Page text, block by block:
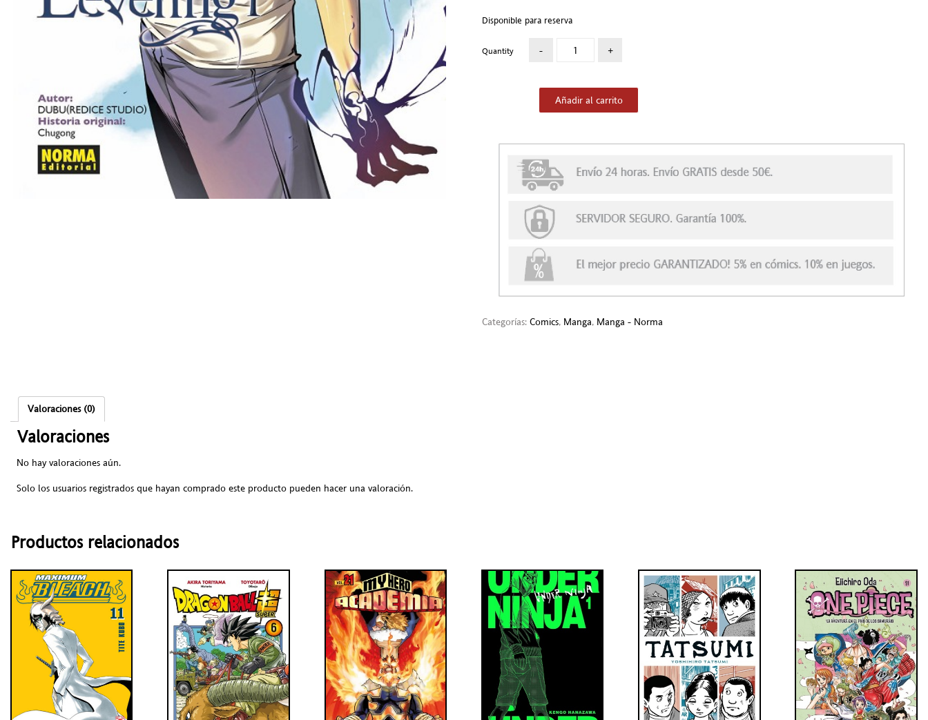
Disponible para reserva
Quantity
Añadir al carrito
Categorías:Comics, Manga, Manga - Norma
Valoraciones (0)
Valoraciones
No hay valoraciones aún.
Solo los usuarios registrados que hayan comprado este producto pueden hacer una valoración.
Productos relacionados